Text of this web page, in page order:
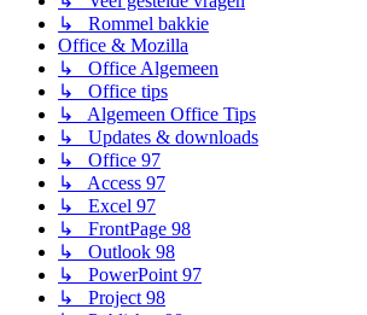
↳ Rommel bakkie
Office & Mozilla
↳ Office Algemeen
↳ Office tips
↳ Algemeen Office Tips
↳ Updates & downloads
↳ Office 97
↳ Access 97
↳ Excel 97
↳ FrontPage 98
↳ Outlook 98
↳ PowerPoint 97
↳ Project 98